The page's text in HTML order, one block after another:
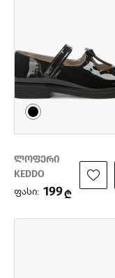
ლოფერი
KEDDO
ფასი: 199₾